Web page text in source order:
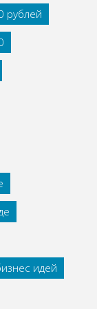
рублей
идей